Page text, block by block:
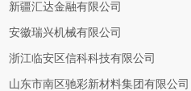
新疆汇达金融有限公司
安徽瑞兴机械有限公司
浙江临安区信科科技有限公司
山东市南区驰彩新材料集团有限公司